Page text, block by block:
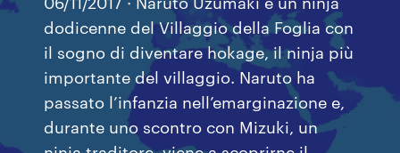
dodicenne del Villaggio della Foglia con
il sogno di diventare hokage, il ninja più
importante del villaggio. Naruto ha
passato l’infanzia nell’emarginazione e,
durante uno scontro con Mizuki, un